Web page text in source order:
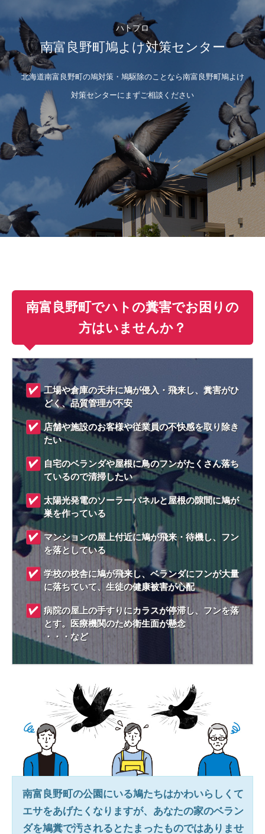
ハトプロ
南富良野町鳩よけ対策センター
北海道南富良野町の鳩対策・鳩駆除のことなら南富良野町鳩よけ
対策センターにまずご相談ください
南富良野町でハトの糞害でお困りの
方はいませんか？
工場や倉庫の天井に鳩が侵入・飛来し、糞害がひ
どく、品質管理が不安
店舗や施設のお客様や従業員の不快感を取り除き
たい
自宅のベランダや屋根に鳥のフンがたくさん落ち
ているので清掃したい
太陽光発電のソーラーパネルと屋根の隙間に鳩が
巣を作っている
マンションの屋上付近に鳩が飛来・待機し、フン
を落としている
学校の校舎に鳩が飛来し、ベランダにフンが大量
に落ちていて、生徒の健康被害が心配
病院の屋上の手すりにカラスが停滞し、フンを落
とす。医療機関のため衛生面が懸念
・・・など
南富良野町の公園にいる鳩たちはかわいらしくて
エサをあげたくなりますが、あなたの家のベラン
ダを鳩糞で汚されるとたまったものではありませ